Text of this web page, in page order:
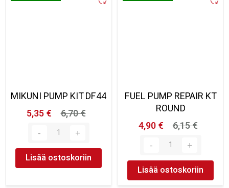
MIKUNI PUMP KIT DF44
5,35 €
6,70 €
Lisää ostoskoriin
FUEL PUMP REPAIR KT
ROUND
4,90 €
6,15 €
Lisää ostoskoriin